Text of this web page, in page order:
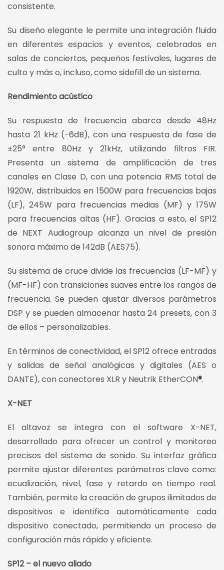
consistente.
Su diseño elegante le permite una integración fluida
en diferentes espacios y eventos, celebrados en
salas de conciertos, pequeños festivales, lugares de
culto y más o, incluso, como sidefill de un sistema.
Rendimiento acústico
Su respuesta de frecuencia abarca desde 48Hz
hasta 21 kHz (-6dB), con una respuesta de fase de
±25° entre 80Hz y 21kHz, utilizando filtros FIR.
Presenta un sistema de amplificación de tres
canales en Clase D, con una potencia RMS total de
1920W, distribuidos en 1500W para frecuencias bajas
(LF), 245W para frecuencias medias (MF) y 175W
para frecuencias altas (HF). Gracias a esto, el SP12
de NEXT Audiogroup alcanza un nivel de presión
sonora máximo de 142dB (AES75).
Su sistema de cruce divide las frecuencias (LF-MF) y
(MF-HF) con transiciones suaves entre los rangos de
frecuencia. Se pueden ajustar diversos parámetros
DSP y se pueden almacenar hasta 24 presets, con 3
de ellos – personalizables.
En términos de conectividad, el SP12 ofrece entradas
y salidas de señal analógicas y digitales (AES o
DANTE), con conectores XLR y Neutrik EtherCON®.
X-NET
El altavoz se integra con el software X-NET,
desarrollado para ofrecer un control y monitoreo
precisos del sistema de sonido. Su interfaz gráfica
permite ajustar diferentes parámetros clave como:
ecualización, nivel, fase y retardo en tiempo real.
También, permite la creación de grupos ilimitados de
dispositivos e identifica automáticamente cada
dispositivo conectado, permitiendo un proceso de
configuración más rápido y eficiente.
SP12 – el nuevo aliado